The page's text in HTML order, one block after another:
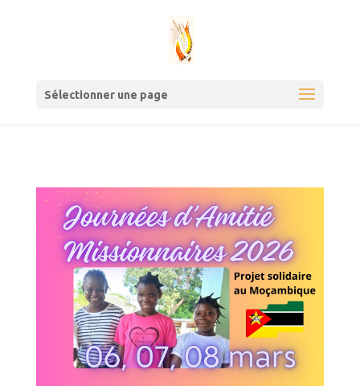
Sélectionner une page